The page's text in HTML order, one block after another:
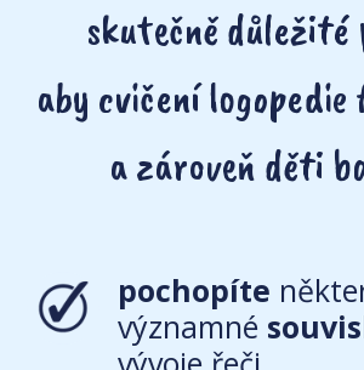
skutečně důležité
aby cvičení
a zároveň děti
pochopíte
významné